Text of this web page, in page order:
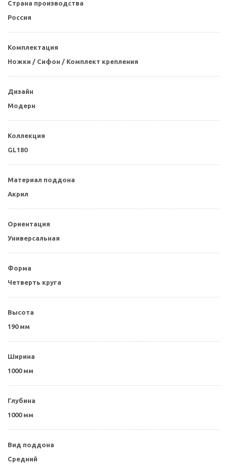
Страна производства
Россия
Комплектация
Ножки / Сифон / Комплект крепления
Дизайн
Модерн
Коллекция
GL180
Материал поддона
Акрил
Ориентация
Универсальная
Форма
Четверть круга
Высота
190 мм
Ширина
1000 мм
Глубина
1000 мм
Вид поддона
Средний